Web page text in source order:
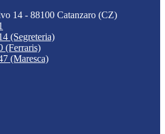
14 - 88100 Catanzaro (CZ)
(Segreteria)
(Ferraris)
(Maresca)